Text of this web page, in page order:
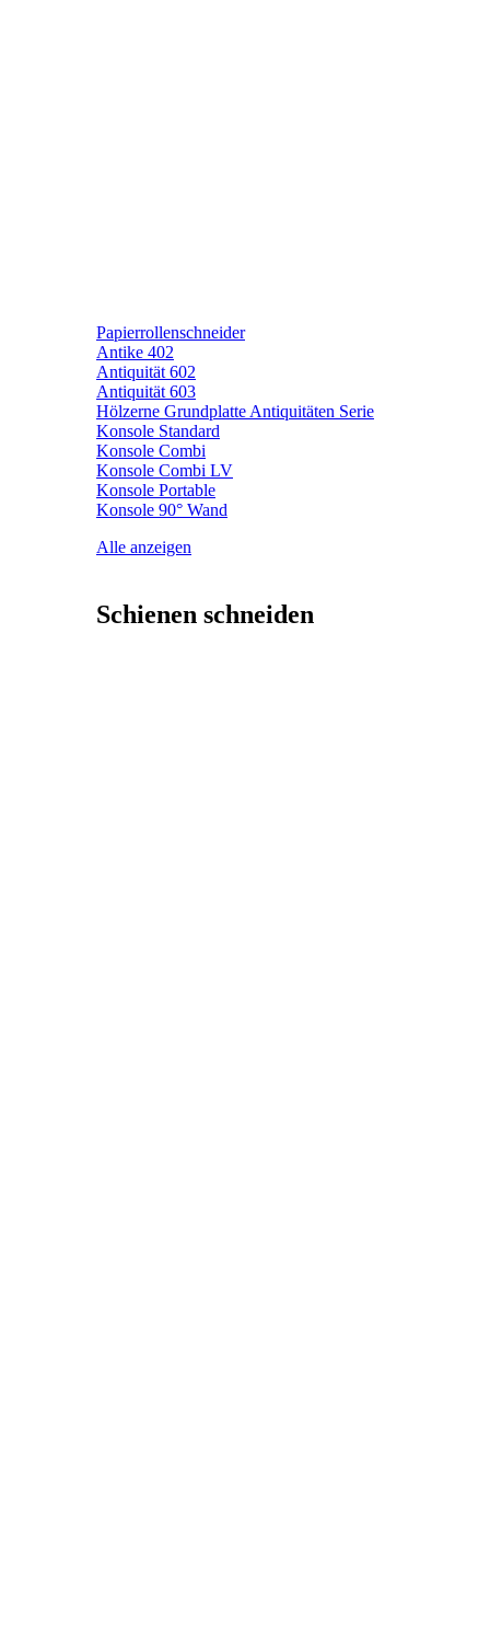
Papierrollenschneider
Antike 402
Antiquität 602
Antiquität 603
Hölzerne Grundplatte Antiquitäten Serie
Konsole Standard
Konsole Combi
Konsole Combi LV
Konsole Portable
Konsole 90° Wand
Alle anzeigen
Schienen schneiden